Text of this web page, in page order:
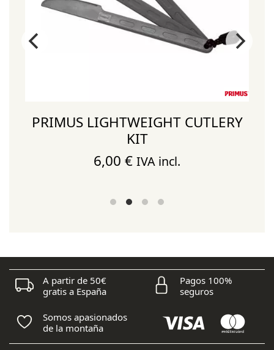
PRIMUS LIGHTWEIGHT CUTLERY
KIT
6,00 € IVA incl.
A partir de 50€
gratis a España
Pagos 100%
seguros
Somos apasionados
de la montaña